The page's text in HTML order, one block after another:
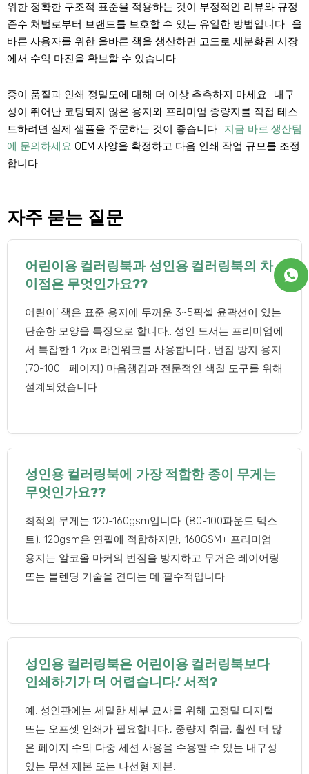
위한 정확한 구조적 표준을 적용하는 것이 부정적인 리뷰와 규정
준수 처벌로부터 브랜드를 보호할 수 있는 유일한 방법입니다.. 올
바른 사용자를 위한 올바른 책을 생산하면 고도로 세분화된 시장
에서 수익 마진을 확보할 수 있습니다..
종이 품질과 인쇄 정밀도에 대해 더 이상 추측하지 마세요.. 내구
성이 뛰어난 코팅되지 않은 용지와 프리미엄 중량지를 직접 테스
트하려면 실제 샘플을 주문하는 것이 좋습니다.. 지금 바로 생산팀
에 문의하세요 OEM 사양을 확정하고 다음 인쇄 작업 규모를 조정
합니다..
자주 묻는 질문
어린이용 컬러링북과 성인용 컬러링북의 차
이점은 무엇인가요??
어린이’ 책은 표준 용지에 두꺼운 3~5픽셀 윤곽선이 있는
단순한 모양을 특징으로 합니다.. 성인 도서는 프리미엄에
서 복잡한 1-2px 라인워크를 사용합니다., 번짐 방지 용지
(70-100+ 페이지) 마음챙김과 전문적인 색칠 도구를 위해
설계되었습니다..
성인용 컬러링북에 가장 적합한 종이 무게는
무엇인가요??
최적의 무게는 120-160gsm입니다. (80-100파운드 텍스
트). 120gsm은 연필에 적합하지만, 160GSM+ 프리미엄
용지는 알코올 마커의 번짐을 방지하고 무거운 레이어링
또는 블렌딩 기술을 견디는 데 필수적입니다..
성인용 컬러링북은 어린이용 컬러링북보다
인쇄하기가 더 어렵습니다.’ 서적?
예. 성인판에는 세밀한 세부 묘사를 위해 고정밀 디지털
또는 오프셋 인쇄가 필요합니다., 중량지 취급, 훨씬 더 많
은 페이지 수와 다중 세션 사용을 수용할 수 있는 내구성
있는 무선 제본 또는 나선형 제본.